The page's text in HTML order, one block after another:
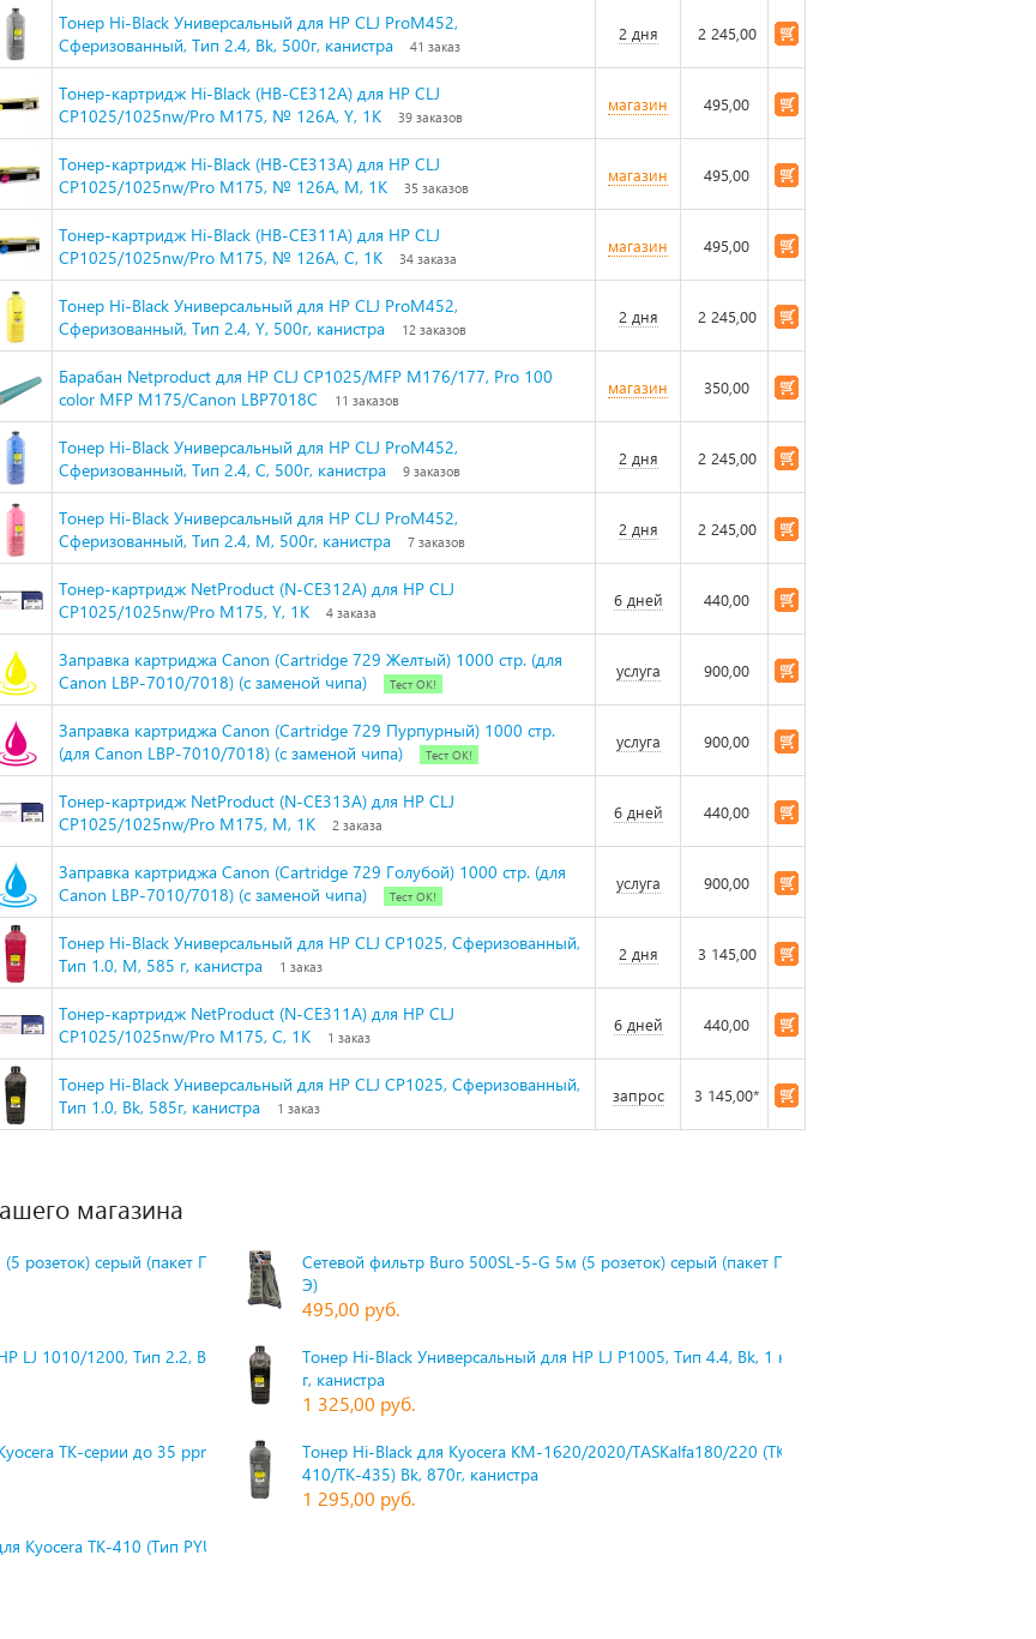
Тонер Hi-Black Универсальный для HP CLJ ProM452,
Сферизованный, Тип 2.4, Bk, 500г, канистра
41 заказ
2 дня 2 245,00
Тонер-картридж Hi-Black (HB-CE312A) для HP CLJ
CP1025/1025nw/Pro M175, № 126A, Y, 1K
39 заказов
магазин 495,00
Тонер-картридж Hi-Black (HB-CE313A) для HP CLJ
CP1025/1025nw/Pro M175, № 126A, M, 1K
35 заказов
магазин 495,00
Тонер-картридж Hi-Black (HB-CE311A) для HP CLJ
CP1025/1025nw/Pro M175, № 126A, C, 1K
34 заказа
магазин 495,00
Тонер Hi-Black Универсальный для HP CLJ ProM452,
Сферизованный, Тип 2.4, Y, 500г, канистра
12 заказов
2 дня 2 245,00
Барабан Netproduct для HP CLJ CP1025/MFP M176/177, Pro 100
color MFP M175/Canon LBP7018C
11 заказов
магазин 350,00
Тонер Hi-Black Универсальный для HP CLJ ProM452,
Сферизованный, Тип 2.4, C, 500г, канистра
9 заказов
2 дня 2 245,00
Тонер Hi-Black Универсальный для HP CLJ ProM452,
Сферизованный, Тип 2.4, M, 500г, канистра
7 заказов
2 дня 2 245,00
Тонер-картридж NetProduct (N-CE312A) для HP CLJ
CP1025/1025nw/Pro M175, Y, 1K
4 заказа
6 дней 440,00
Заправка картриджа Canon (Cartridge 729 Желтый) 1000 стр. (для
Canon LBP-7010/7018) (с заменой чипа)
Тест ОК!
услуга 900,00
Заправка картриджа Canon (Cartridge 729 Пурпурный) 1000 стр.
(для Canon LBP-7010/7018) (с заменой чипа)
Тест ОК!
услуга 900,00
Тонер-картридж NetProduct (N-CE313A) для HP CLJ
CP1025/1025nw/Pro M175, M, 1K
2 заказа
6 дней 440,00
Заправка картриджа Canon (Cartridge 729 Голубой) 1000 стр. (для
Canon LBP-7010/7018) (с заменой чипа)
Тест ОК!
услуга 900,00
Тонер Hi-Black Универсальный для HP CLJ CP1025, Сферизованный,
Тип 1.0, M, 585 г, канистра
1 заказ
2 дня 3 145,00
Тонер-картридж NetProduct (N-CE311A) для HP CLJ
CP1025/1025nw/Pro M175, C, 1K
1 заказ
6 дней 440,00
Тонер Hi-Black Универсальный для HP CLJ CP1025, Сферизованный,
Тип 1.0, Bk, 585г, канистра
1 заказ
запрос 3 145,00*
магазина
розеток) серый (пакет П
Сетевой фильтр Buro 500SL-5-G 5м (5 розеток) серый (пакет П
Э)
495,00 руб.
LJ 1010/1200, Тип 2.2, Bk,
Тонер Hi-Black Универсальный для HP LJ P1005, Тип 4.4, Bk, 1 к
г, канистра
1 325,00 руб.
TK-серии до 35 ppm,
Тонер Hi-Black для Kyocera KM-1620/2020/TASKalfa180/220 (TK-
410/TK-435) Bk, 870г, канистра
1 295,00 руб.
Kyocera TK-410 (Тип PYU